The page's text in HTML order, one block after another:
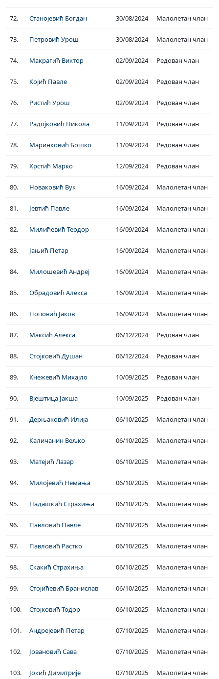
72. Станојевић Богдан 30/08/2024 Малолетан члан
73. Петровић Урош 30/08/2024 Малолетан члан
74. Макрагић Виктор 02/09/2024 Редован члан
75. Којић Павле 02/09/2024 Редован члан
76. Ристић Урош 02/09/2024 Редован члан
77. Радојковић Никола 11/09/2024 Редован члан
78. Маринковић Бошко 11/09/2024 Редован члан
79. Крстић Марко 12/09/2024 Редован члан
80. Новаковић Вук 16/09/2024 Малолетан члан
81. Јевтић Павле 16/09/2024 Малолетан члан
82. Милићевић Теодор 16/09/2024 Малолетан члан
83. Јањић Петар 16/09/2024 Малолетан члан
84. Милошевић Андреј 16/09/2024 Малолетан члан
85. Обрадовић Алекса 16/09/2024 Малолетан члан
86. Поповић Јаков 16/09/2024 Малолетан члан
87. Максић Алекса 06/12/2024 Редован члан
88. Стојковић Душан 06/12/2024 Редован члан
89. Кнежевић Михајло 10/09/2025 Редован члан
90. Вјештица Јакша 10/09/2025 Редован члан
91. Дерњаковић Илија 06/10/2025 Малолетан члан
92. Каличанин Вељко 06/10/2025 Малолетан члан
93. Матејић Лазар 06/10/2025 Малолетан члан
94. Милојевић Немања 06/10/2025 Малолетан члан
95. Надашкић Страхиња 06/10/2025 Малолетан члан
96. Павловић Павле 06/10/2025 Малолетан члан
97. Павловић Растко 06/10/2025 Малолетан члан
98. Скакић Страхиња 06/10/2025 Малолетан члан
99. Стојићевић Бранислав 06/10/2025 Малолетан члан
100. Стојковић Тодор 06/10/2025 Малолетан члан
101. Андрејевић Петар 07/10/2025 Малолетан члан
102. Јовановић Сава 07/10/2025 Малолетан члан
103. Јокић Димитрије 07/10/2025 Малолетан члан